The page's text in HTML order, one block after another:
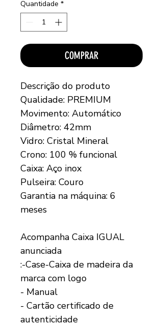
Quantidade *
COMPRAR
Descrição do produto
Qualidade: PREMIUM
Movimento: Automático
Diâmetro: 42mm
Vidro: Cristal Mineral
Crono: 100 % funcional
Caixa: Aço inox
Pulseira: Couro
Garantia na máquina: 6
meses
Acompanha Caixa IGUAL
anunciada
:-Case-Caixa de madeira da
marca com logo
- Manual
- Cartão certificado de
autenticidade